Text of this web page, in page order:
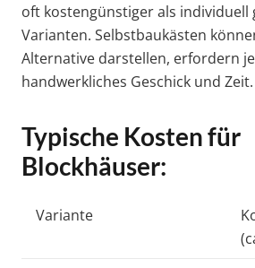
oft kostengünstiger als individuell
Varianten. Selbstbaukästen
Alternative darstellen, erfordern
handwerkliches Geschick und Zeit.
Typische Kosten für
Blockhäuser:
Variante